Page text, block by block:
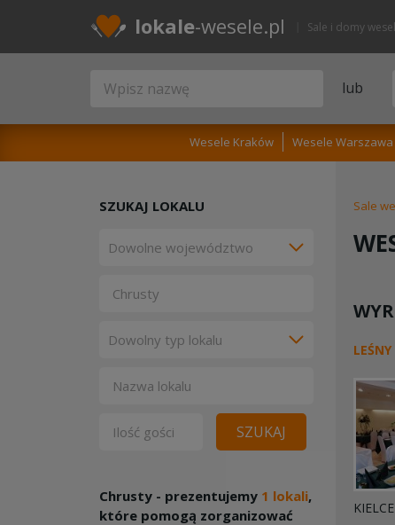
lokale-wesele.pl Sale i domy
lub
Wesele Kraków Wesele Warszawa
Sale
KIELCE
SZUKAJ LOKALU
SZUKAJ
Chrusty - prezentujemy 1 lokali,
które pomogą zorganizować